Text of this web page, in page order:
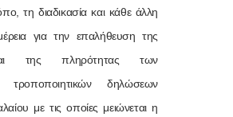
τη διαδικασία και κάθε άλλη
για την επαλήθευση της
της πληρότητας των
τροποποιητικών δηλώσεων
με τις οποίες μειώνεται η